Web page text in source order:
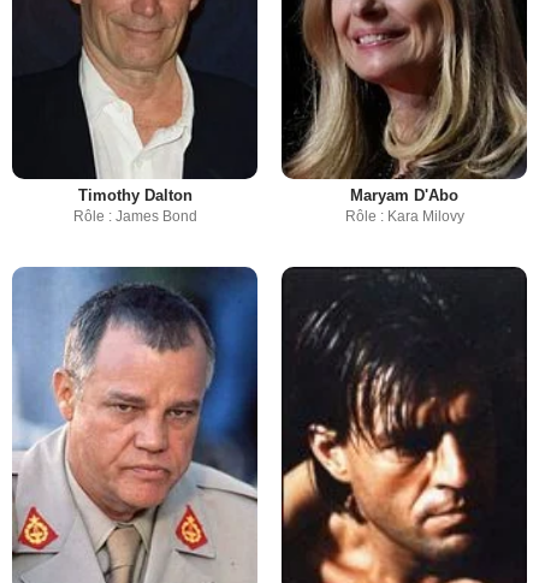
Timothy Dalton
Rôle : James Bond
Maryam D'Abo
Rôle : Kara Milovy